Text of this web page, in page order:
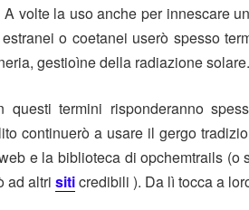
A volte la uso anche per innescare
o coetanei userò spesso
gestioìne della radiazione solare.
questi termini risponderanno
continuerò a usare il gergo
e la biblioteca di opchemtrails (o
ad altri siticredibili ). Da lì tocca a